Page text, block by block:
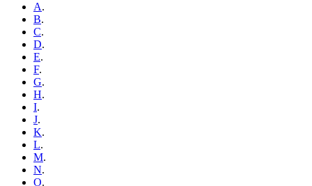
A.
B.
C.
D.
E.
F.
G.
H.
I.
J.
K.
L.
M.
N.
O.